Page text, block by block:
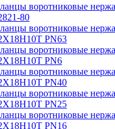
воротниковые
80
воротниковые
PN63
воротниковые
PN6
воротниковые
PN40
воротниковые
PN25
воротниковые
PN16